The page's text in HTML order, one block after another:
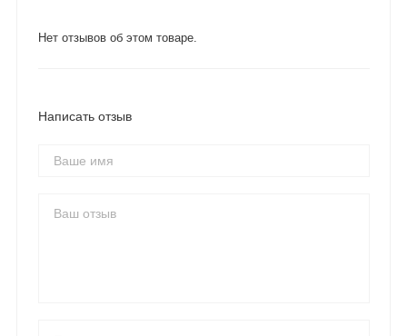
Нет отзывов об этом товаре.
Написать отзыв